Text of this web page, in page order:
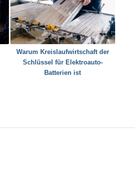
Warum Kreislaufwirtschaft der
Schlüssel für Elektroauto-
Batterien ist